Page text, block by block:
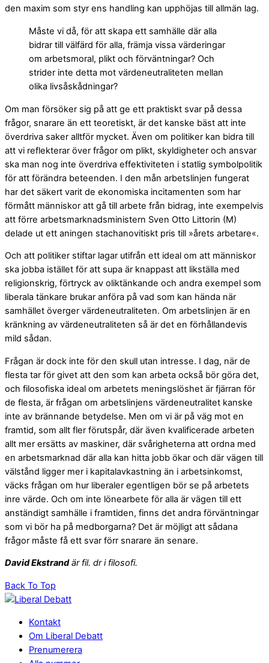
den maxim som styr ens handling kan upphöjas till allmän lag.
Måste vi då, för att skapa ett samhälle där alla
bidrar till välfärd för alla, främja vissa värderingar
om arbetsmoral, plikt och förväntningar? Och
strider inte detta mot värdeneutraliteten mellan
olika livsåskådningar?
Om man försöker sig på att ge ett praktiskt svar på dessa
frågor, snarare än ett teoretiskt, är det kanske bäst att inte
överdriva saker alltför mycket. Även om politiker kan bidra till
att vi reflekterar över frågor om plikt, skyldigheter och ansvar
ska man nog inte överdriva effektiviteten i statlig symbolpolitik
för att förändra beteenden. I den mån arbetslinjen fungerat
har det säkert varit de ekonomiska incitamenten som har
förmått människor att gå till arbete från bidrag, inte exempelvis
att förre arbetsmarknadsministern Sven Otto Littorin (M)
delade ut ett aningen stachanovitiskt pris till »årets arbetare«.
Och att politiker stiftar lagar utifrån ett ideal om att människor
ska jobba istället för att supa är knappast att likställa med
religionskrig, förtryck av oliktänkande och andra exempel som
liberala tänkare brukar anföra på vad som kan hända när
samhället överger värdeneutraliteten. Om arbetslinjen är en
kränkning av värdeneutraliteten så är det en förhållandevis
mild sådan.
Frågan är dock inte för den skull utan intresse. I dag, när de
flesta tar för givet att den som kan arbeta också bör göra det,
och filosofiska ideal om arbetets meningslöshet är fjärran för
de flesta, är frågan om arbetslinjens värdeneutralitet kanske
inte av brännande betydelse. Men om vi är på väg mot en
framtid, som allt fler förutspår, där även kvalificerade arbeten
allt mer ersätts av maskiner, där svårigheterna att ordna med
en arbetsmarknad där alla kan hitta jobb ökar och där vägen till
välstånd ligger mer i kapitalavkastning än i arbetsinkomst,
väcks frågan om hur liberaler egentligen bör se på arbetets
inre värde. Och om inte lönearbete för alla är vägen till ett
anständigt samhälle i framtiden, finns det andra förväntningar
som vi bör ha på medborgarna? Det är möjligt att sådana
frågor måste få ett svar förr snarare än senare.
David Ekstrandär fil. dr i filosofi.
Back To Top
Kontakt
Om Liberal Debatt
Prenumerera